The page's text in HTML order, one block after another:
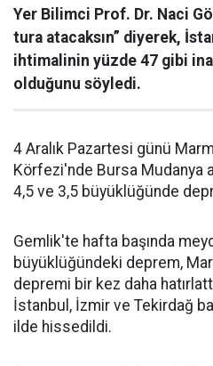
Yer Bilimci Prof. Dr. Naci
tura atacaksın” diyerek,
ihtimalinin yüzde 47 gibi
olduğunu söyledi.
4 Aralık Pazartesi günü
Körfezi'nde Bursa Mudanya
4,5 ve 3,5 büyüklüğünde
Gemlik'te hafta başında
büyüklüğündeki deprem,
depremi bir kez daha
İstanbul, İzmir ve Tekirdağ
ilde hissedildi.